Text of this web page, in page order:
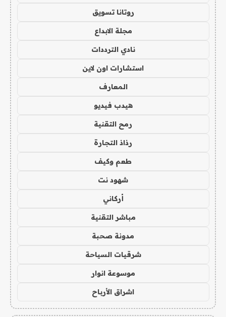
روتانا تسويق
مجلة الابداع
نادي الترددات
استشارات اون لاين
المعارف
هيدب فيديو
رمح التقنية
رذاذ التجارة
طعم وكيف
شهود نت
أركاني
مباشر التقنية
مدونة صحبة
شرقيات السياحة
موسوعة انوار
اشراق الأرباح